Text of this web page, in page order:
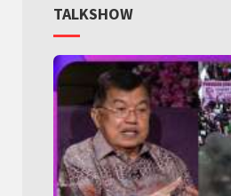
TALKSHOW